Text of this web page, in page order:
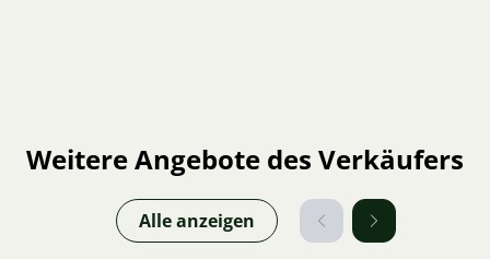
Weitere Angebote des Verkäufers
Alle anzeigen